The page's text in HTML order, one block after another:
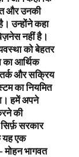
और उनकी
उन्होंने कहा
नहीं है।
को बेहतर
का आर्थिक
और सक्रिय
का नियमित
हमें अपने
की
सरकार
यह एक
मोहन भागवत